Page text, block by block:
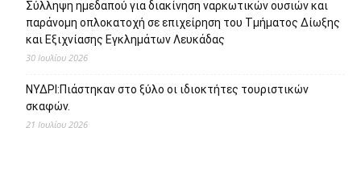
Σύλληψη ημεδαπού για διακίνηση ναρκωτικών ουσιών και
παράνομη οπλοκατοχή σε επιχείρηση του Τμήματος Δίωξης
και Εξιχνίασης Εγκλημάτων Λευκάδας
30 Ιουλίου 2026
ΝΥΔΡΙ:Πιάστηκαν στο ξύλο οι ιδιοκτήτες τουριστικών
σκαφών.
21 Ιουλίου 2026